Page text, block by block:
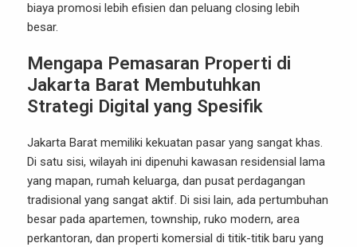
biaya promosi lebih efisien dan peluang closing lebih
besar.
Mengapa Pemasaran Properti di
Jakarta Barat Membutuhkan
Strategi Digital yang Spesifik
Jakarta Barat memiliki kekuatan pasar yang sangat khas.
Di satu sisi, wilayah ini dipenuhi kawasan residensial lama
yang mapan, rumah keluarga, dan pusat perdagangan
tradisional yang sangat aktif. Di sisi lain, ada pertumbuhan
besar pada apartemen, township, ruko modern, area
perkantoran, dan properti komersial di titik-titik baru yang